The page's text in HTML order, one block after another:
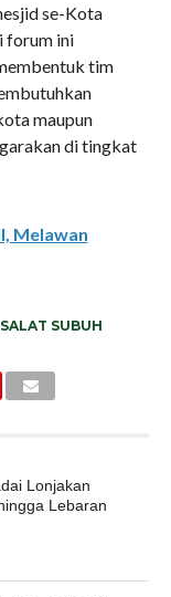
se-Kota
forum ini
tim
maupun
di tingkat
Melawan
SALAT SUBUH
Lonjakan
Lebaran